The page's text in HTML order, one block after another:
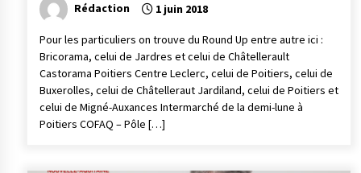
Rédaction 1 juin 2018
Pour les particuliers on trouve du Round Up entre autre ici :
Bricorama, celui de Jardres et celui de Châtellerault
Castorama Poitiers Centre Leclerc, celui de Poitiers, celui de
Buxerolles, celui de Châtelleraut Jardiland, celui de Poitiers et
celui de Migné-Auxances Intermarché de la demi-lune à
Poitiers COFAQ – Pôle […]